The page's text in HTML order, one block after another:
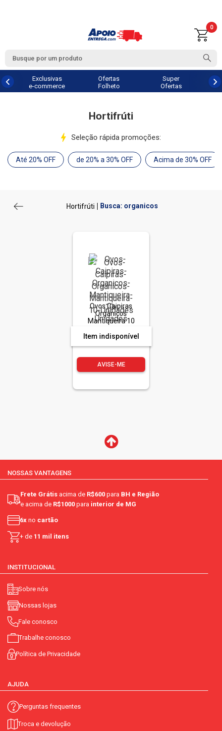
0
Exclusivas
e-commerce
Ofertas
Folheto
Super
Ofertas
Hortifrúti
Seleção rápida promoções:
Até 20% OFF de 20% a 30% OFF Acima de 30% OFF
Hortifrúti Busca: organicos
Ovos Caipiras
Orgânicos
Mantiqueira 10
Item indisponível
AVISE-ME
NOSSAS VANTAGENS
Frete Grátis acima de R$600 para BH e Região
e acima de R$1000 para interior de MG
6x no cartão
+ de 11 mil itens
INSTITUCIONAL
Sobre nós
Nossas lojas
Fale conosco
Trabalhe conosco
Política de Privacidade
AJUDA
Perguntas frequentes
Troca e devolução